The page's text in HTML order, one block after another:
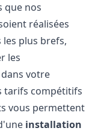
que nos
réalisées
les plus brefs,
les
votre
tarifs compétitifs
vous permettent
installation